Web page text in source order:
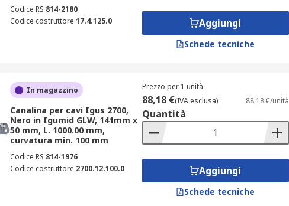
Codice RS 814-2180
Codice costruttore 17.4.125.0 Aggiungi
Schede tecniche
In magazzino
Canalina per cavi Igus 2700,
Nero in Igumid GLW, 141mm x
50 mm, L. 1000.00 mm,
curvatura min. 100 mm
Codice RS 814-1976
Codice costruttore 2700.12.100.0
Prezzo per 1 unità
88,18 €(IVA esclusa) 88,18 €/unità
Quantità
Aggiungi
Schede tecniche